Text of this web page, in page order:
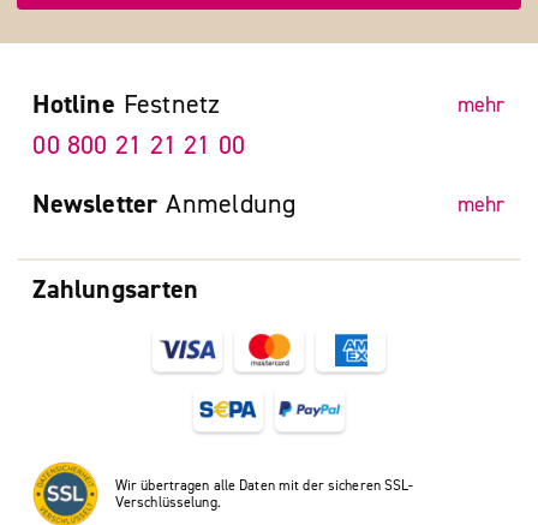
Zahlungsarten
Wir übertragen alle Daten mit der sicheren SSL-
Verschlüsselung.
Hotline Festnetz mehr
00 800 21 21 21 00
Newsletter Anmeldung mehr